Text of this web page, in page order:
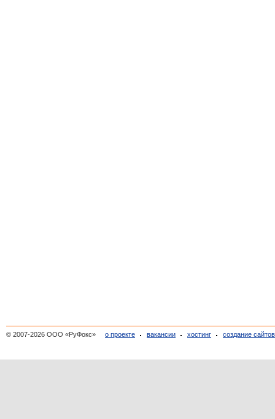
© 2007-2026 ООО «РуФокс» о проекте вакансии хостинг создание сайтов